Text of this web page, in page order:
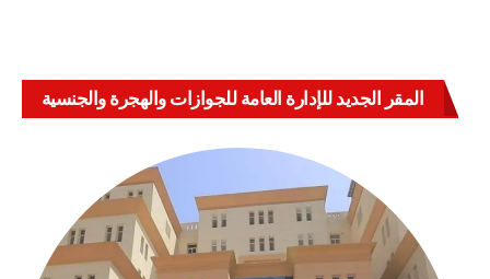
المقر الجديد للإدارة العامة للجوازات والهجرة والجنسية